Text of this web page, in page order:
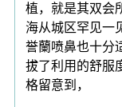
植，就是其双会
海从城区罕见一
誉蘭喷鼻也十分
拔了利用的舒服
格留意到，